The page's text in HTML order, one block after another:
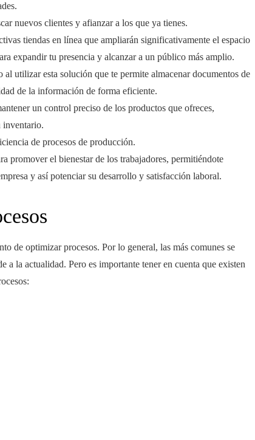
nuevos clientes y afianzar a los que ya tienes.
tiendas en línea que ampliarán significativamente el espacio
expandir tu presencia y alcanzar a un público más amplio.
al utilizar esta solución que te permite almacenar documentos de
de la información de forma eficiente.
un control preciso de los productos que ofreces,
inventario.
de procesos de producción.
promover el bienestar de los trabajadores, permitiéndote
y así potenciar su desarrollo y satisfacción laboral.
de optimizar procesos. Por lo general, las más comunes se
a la actualidad. Pero es importante tener en cuenta que existen